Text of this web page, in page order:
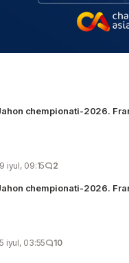
chempionati-2026.
iyul, 09:15 2
chempionati-2026.
iyul, 03:55 10